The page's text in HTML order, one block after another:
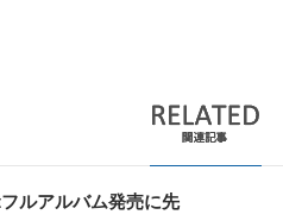
ルアルバム発売に先